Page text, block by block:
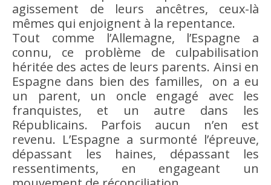
agissement de leurs ancêtres, ceux-là
mêmes qui enjoignent à la repentance.
Tout comme l’Allemagne, l’Espagne a
connu, ce problème de culpabilisation
héritée des actes de leurs parents. Ainsi en
Espagne dans bien des familles, on a eu
un parent, un oncle engagé avec les
franquistes, et un autre dans les
Républicains. Parfois aucun n’en est
revenu. L’Espagne a surmonté l’épreuve,
dépassant les haines, dépassant les
ressentiments, en engageant un